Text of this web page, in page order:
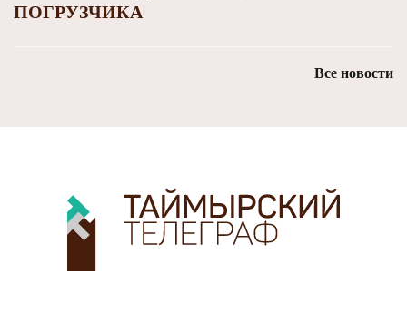
ПОГРУЗЧИКА
Все новости